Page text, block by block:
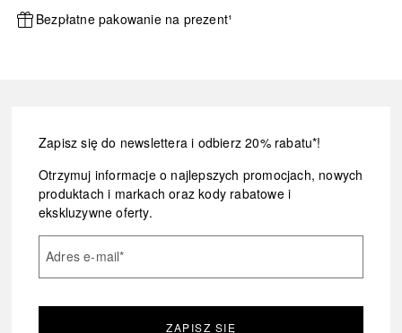
Bezpłatne pakowanie na prezent¹
Zapisz się do newslettera i odbierz 20% rabatu*!
Otrzymuj informacje o najlepszych promocjach, nowych
produktach i markach oraz kody rabatowe i
ekskluzywne oferty.
Adres e-mail*
ZAPISZ SIĘ